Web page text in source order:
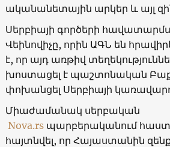
ականանետային արկեր և այլ
Սերբիայի գործերի
Վեինովիչը, որին ԱԳՆ են
է, որ այդ առթիվ
խոստացել է պաշտոնական
փոխանցել Սերբիայի
Միաժամանակ սերբական
Nova.rs պարբերականում
հայտնվել, որ Հայաստանին